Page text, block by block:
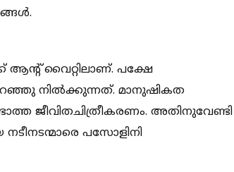
ആന്റ് വൈറ്റിലാണ്. പക്ഷേ
നിറഞ്ഞു നില്‍ക്കുന്നത്. മാനുഷികത
ജീവിതചിത്രീകരണം. അതിനുവേണ്ടി
പസോളിനി